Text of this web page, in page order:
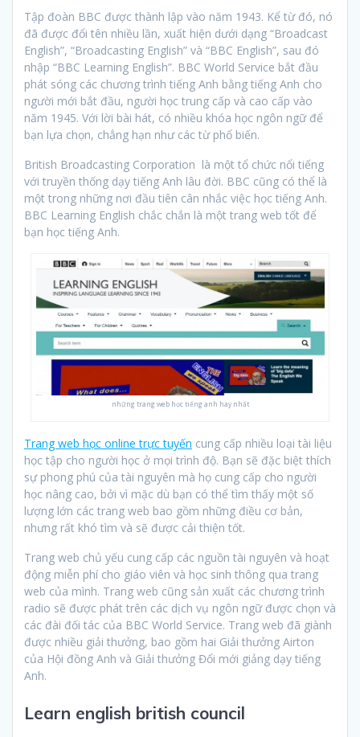
Tập đoàn BBC được thành lập vào năm 1943. Kể từ đó, nó
đã được đổi tên nhiều lần, xuất hiện dưới dạng “Broadcast
English”, “Broadcasting English” và “BBC English”, sau đó
nhập “BBC Learning English”. BBC World Service bắt đầu
phát sóng các chương trình tiếng Anh bằng tiếng Anh cho
người mới bắt đầu, người học trung cấp và cao cấp vào
năm 1945. Với lời bài hát, có nhiều khóa học ngôn ngữ để
bạn lựa chọn, chẳng hạn như các từ phổ biến.
British Broadcasting Corporation là một tổ chức nổi tiếng
với truyền thống dạy tiếng Anh lâu đời. BBC cũng có thể là
một trong những nơi đầu tiên cân nhắc việc học tiếng Anh.
BBC Learning English chắc chắn là một trang web tốt để
bạn học tiếng Anh.
những trang web học tiếng anh hay nhất
Trang web học online trực tuyến cung cấp nhiều loại tài liệu
học tập cho người học ở mọi trình độ. Bạn sẽ đặc biệt thích
sự phong phú của tài nguyên mà họ cung cấp cho người
học nâng cao, bởi vì mặc dù bạn có thể tìm thấy một số
lượng lớn các trang web bao gồm những điều cơ bản,
nhưng rất khó tìm và sẽ được cải thiện tốt.
Trang web chủ yếu cung cấp các nguồn tài nguyên và hoạt
động miễn phí cho giáo viên và học sinh thông qua trang
web của mình. Trang web cũng sản xuất các chương trình
radio sẽ được phát trên các dịch vụ ngôn ngữ được chọn và
các đài đối tác của BBC World Service. Trang web đã giành
được nhiều giải thưởng, bao gồm hai Giải thưởng Airton
của Hội đồng Anh và Giải thưởng Đổi mới giảng dạy tiếng
Anh.
Learn english british council